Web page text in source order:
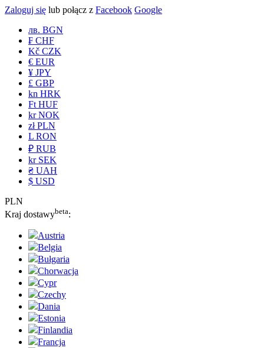
Zaloguj się lub połącz z Facebook Google
лв. BGN
₣ CHF
Kč CZK
€ EUR
¥ JPY
£ GBP
kn HRK
Ft HUF
kr NOK
zł PLN
L RON
₽ RUB
kr SEK
₴ UAH
$ USD
PLN
Kraj dostawybeta:
Austria
Belgia
Bułgaria
Chorwacja
Cypr
Czechy
Dania
Estonia
Finlandia
Francja